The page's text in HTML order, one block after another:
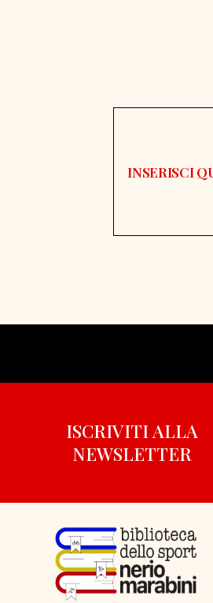
ISCRIVITI ALLA
NEWSLETTER